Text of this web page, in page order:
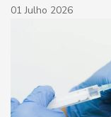
01 Julho 2026